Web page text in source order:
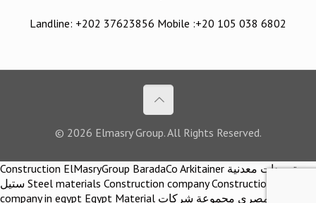
Landline: +202 37623856 Mobile :+20 105 038 6802
© 2026 Elmasry Group. All Rights Reserved.
Construction ElMasryGroup BaradaCo Arkitainer توريدات معدنية
ستيل Steel materials Construction company Construction
company in egypt Egypt Material اركيتينر المصري مجموعة شركات